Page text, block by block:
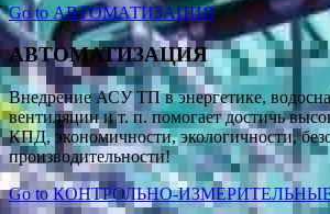
Go to АВТОМАТИЗАЦИЯ
АВТОМАТИЗАЦИЯ
Внедрение АСУ ТП в энергетике,
вентиляции и т. п. помогает достичь
КПД, экономичности, экологичности,
производительности!
Go to КОНТРОЛЬНО-